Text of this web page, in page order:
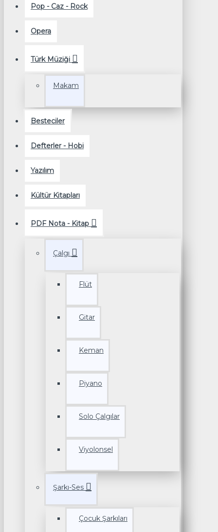
Pop - Caz - Rock
Opera
Türk Müziği
Makam
Besteciler
Defterler - Hobi
Yazılım
Kültür Kitapları
PDF Nota - Kitap
Çalgı
Flüt
Gitar
Keman
Piyano
Solo Çalgılar
Viyolonsel
Şarkı-Ses
Çocuk Şarkıları